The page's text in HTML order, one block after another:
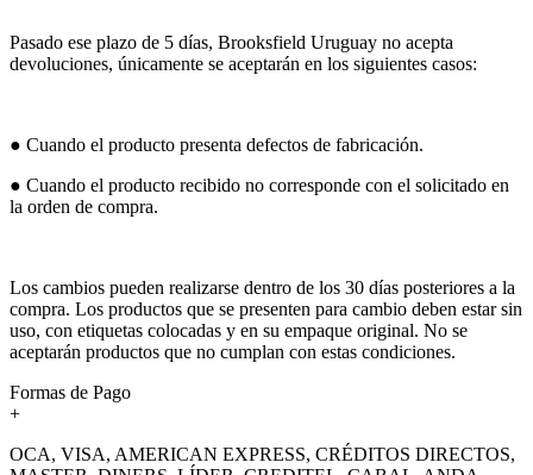
Pasado ese plazo de 5 días, Brooksfield Uruguay no acepta
devoluciones, únicamente se aceptarán en los siguientes casos:
● Cuando el producto presenta defectos de fabricación.
● Cuando el producto recibido no corresponde con el solicitado en
la orden de compra.
Los cambios pueden realizarse dentro de los 30 días posteriores a la
compra. Los productos que se presenten para cambio deben estar sin
uso, con etiquetas colocadas y en su empaque original. No se
aceptarán productos que no cumplan con estas condiciones.
Formas de Pago
+
OCA, VISA, AMERICAN EXPRESS, CRÉDITOS DIRECTOS,